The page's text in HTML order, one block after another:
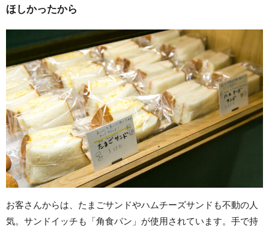
ほしかったから
お客さんからは、たまごサンドやハムチーズサンドも不動の人
気。サンドイッチも「角食パン」が使用されています。手で持